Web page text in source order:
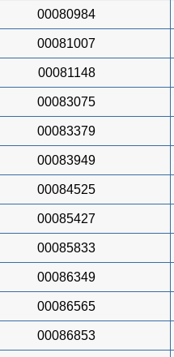
00080984
00081007
00081148
00083075
00083379
00083949
00084525
00085427
00085833
00086349
00086565
00086853